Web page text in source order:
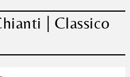
| Classico